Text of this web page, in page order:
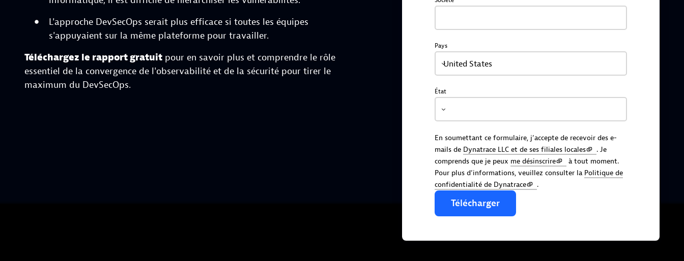
L'approche DevSecOps serait plus efficace si toutes les équipes
s'appuyaient sur la même plateforme pour travailler.
Téléchargez le rapport gratuit pour en savoir plus et comprendre le rôle
essentiel de la convergence de l'observabilité et de la sécurité pour tirer le
maximum du DevSecOps.
Pays
United States
État
En soumettant ce formulaire, j’accepte de recevoir des e-
mails de Dynatrace LLC et de ses filiales locales
. Je
comprends que je peux me désinscrire
à tout moment.
Pour plus d’informations, veuillez consulter la Politique de
confidentialité de Dynatrace
.
Télécharger